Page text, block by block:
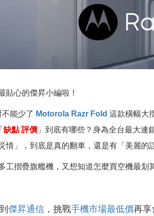
心的傑昇小編啦！
能少了 Motorola Razr Fold 這款橫幅大
缺點 評價 」到底有哪些？身為全台最大
情」，到底是真的翻車，還是有「美麗的
工摺疊旗艦機，又想知道怎麼買空機最划
傑昇通信 ，挑戰手機市場最低價再享